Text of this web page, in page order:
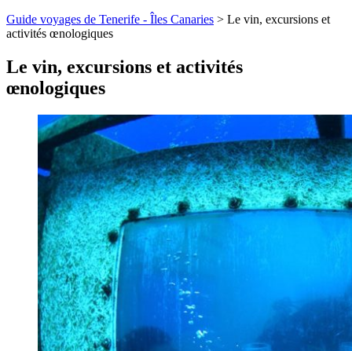
Guide voyages de Tenerife - Îles Canaries > Le vin, excursions et
activités œnologiques
Le vin, excursions et activités
œnologiques